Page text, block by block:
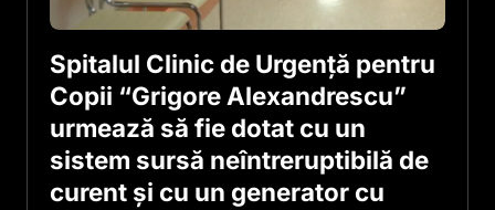
Spitalul Clinic de Urgenţă pentru
Copii “Grigore Alexandrescu”
urmează să fie dotat cu un
sistem sursă neîntreruptibilă de
curent şi cu un generator cu